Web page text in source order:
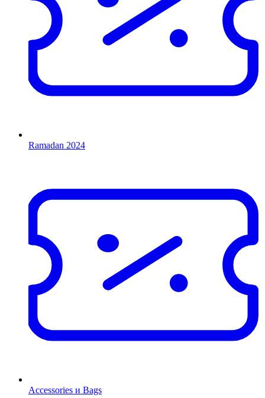
Ramadan 2024
Accessories и Bags